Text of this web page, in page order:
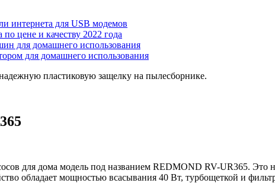
интернета для USB модемов
цене и качеству 2022 года
для домашнего использования
для домашнего использования
пластиковую защелку на пылесборнике.
для дома модель под названием REDMOND RV-UR365. Это
обладает мощностью всасывания 40 Вт, турбощеткой и